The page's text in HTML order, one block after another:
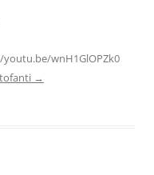
wnH1GlOPZk0
→